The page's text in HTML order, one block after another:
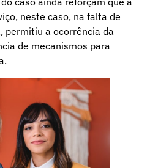
neste caso, na falta de
permitiu a ocorrência da
de mecanismos para